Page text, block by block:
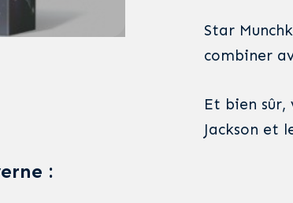
:
Star
combiner
Et bien sûr,
Jackson et